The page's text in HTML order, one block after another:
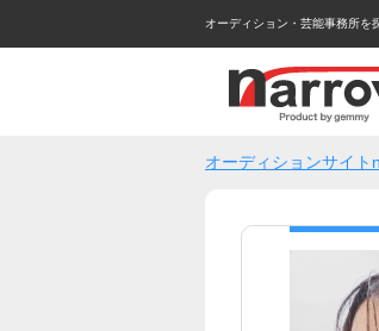
オーディション・芸能事務所を
オーディションサイト